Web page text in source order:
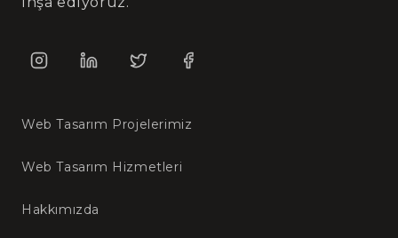
Web Tasarım Projelerimiz
Web Tasarım Hizmetleri
Hakkımızda